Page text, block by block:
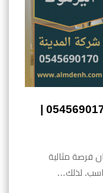
فرصة مثالية
لذلك…